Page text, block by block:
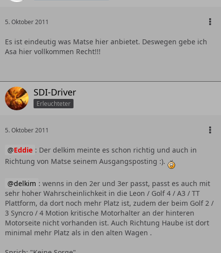
5. Oktober 2011
Es ist eindeutig was Matse hier anbietet. Deswegen gebe ich
Asa hier vollkommen Recht!!!
SDI-Driver
Erleuchteter
5. Oktober 2011
Eddie : Der delkim meinte es schon richtig und auch in
Richtung von Matse seinem Ausgangsposting :).
delkim : wenns in den 2er und 3er passt, passt es auch mit
sehr hoher Wahrscheinlichkeit in die Leon / Golf 4 / A3 / TT
Plattform, da dort noch mehr Platz ist, zudem der beim Golf 2 /
3 Syncro / 4 Motion kritische Motorhalter an der hinteren
Motorseite nicht vorhanden ist. Auch Richtung Haube ist dort
minimal mehr Platz als in den alten Wagen .